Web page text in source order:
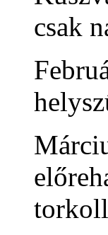
csak